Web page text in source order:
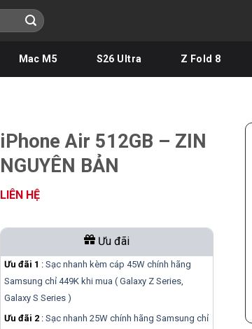
Mac M5 S26 Ultra Z Fold 8
iPhone Air 512GB – ZIN
NGUYÊN BẢN
LIÊN HỆ
Ưu đãi
Ưu đãi 1 : Sạc nhanh kèm cáp 45W chính hãng
Samsung chỉ 449K khi mua ( Galaxy Z Series,
Galaxy S Series )
Ưu đãi 2: Sạc nhanh 25W chính hãng Samsung chỉ